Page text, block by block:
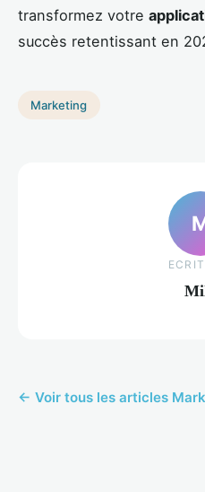
transformez votre
succès retentissant en
Marketing
← Voir tous les articles